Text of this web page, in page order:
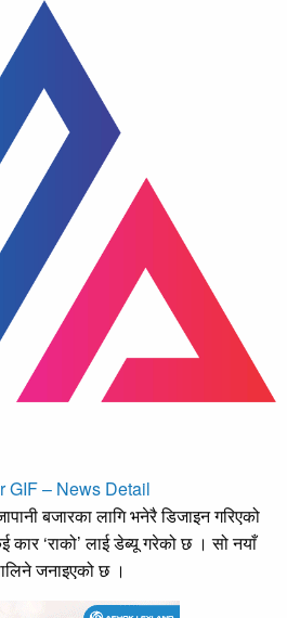
बजारका लागि भनेरै डिजाइन गरिएको
‘राको’ लाई डेब्यू गरेको छ । सो नयाँ
जनाइएको छ ।